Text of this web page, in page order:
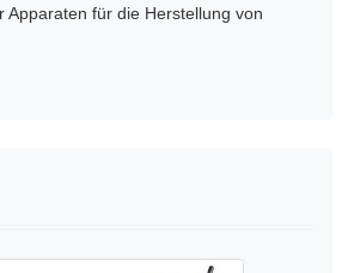
Apparaten für die Herstellung von